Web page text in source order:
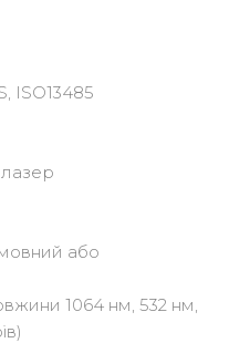
ISO13485
або
1064 нм, 532 нм,